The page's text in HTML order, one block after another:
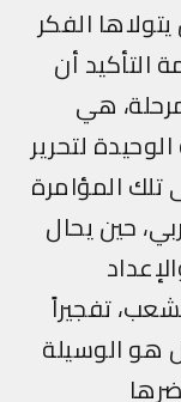
الفكر
أن
هي
لتحرير
المؤامرة
يحال
تفجيراً
الوسيلة